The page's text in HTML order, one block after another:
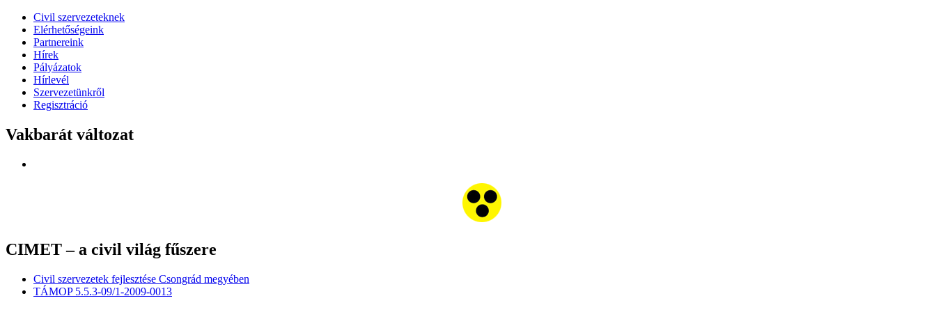
Civil szervezeteknek
Elérhetőségeink
Partnereink
Hírek
Pályázatok
Hírlevél
Szervezetünkről
Regisztráció
Vakbarát változat
CIMET – a civil világ fűszere
Civil szervezetek fejlesztése Csongrád megyében
TÁMOP 5.5.3-09/1-2009-0013